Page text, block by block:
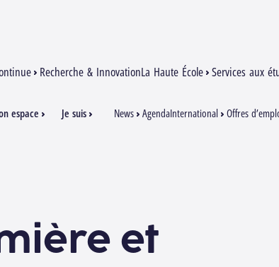
Recherche & InnovationLa Haute École Services aux
espace Je suis News AgendaInternational Offres
et